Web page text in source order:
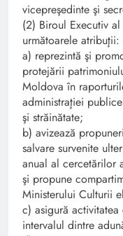
vicepreşedinte şi
(2) Biroul Executiv
următoarele atribuţii:
a) reprezintă şi
protejării
Moldova în
administraţiei
şi străinătate;
b) avizează
salvare survenite
anual al cercetărilor
şi propune
Ministerului Culturii
c) asigură
intervalul dintre